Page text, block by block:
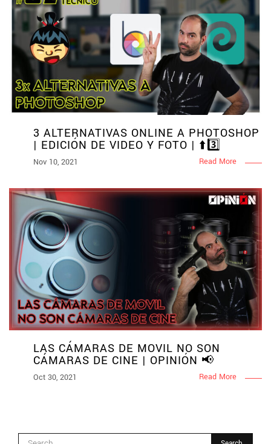
3 ALTERNATIVAS ONLINE A PHOTOSHOP
| EDICIÓN DE VIDEO Y FOTO | ⬆️3️⃣
Nov 10, 2021 Read More
LAS CÁMARAS DE MOVIL NO SON
CÁMARAS DE CINE | OPINIÓN 📢
Oct 30, 2021 Read More